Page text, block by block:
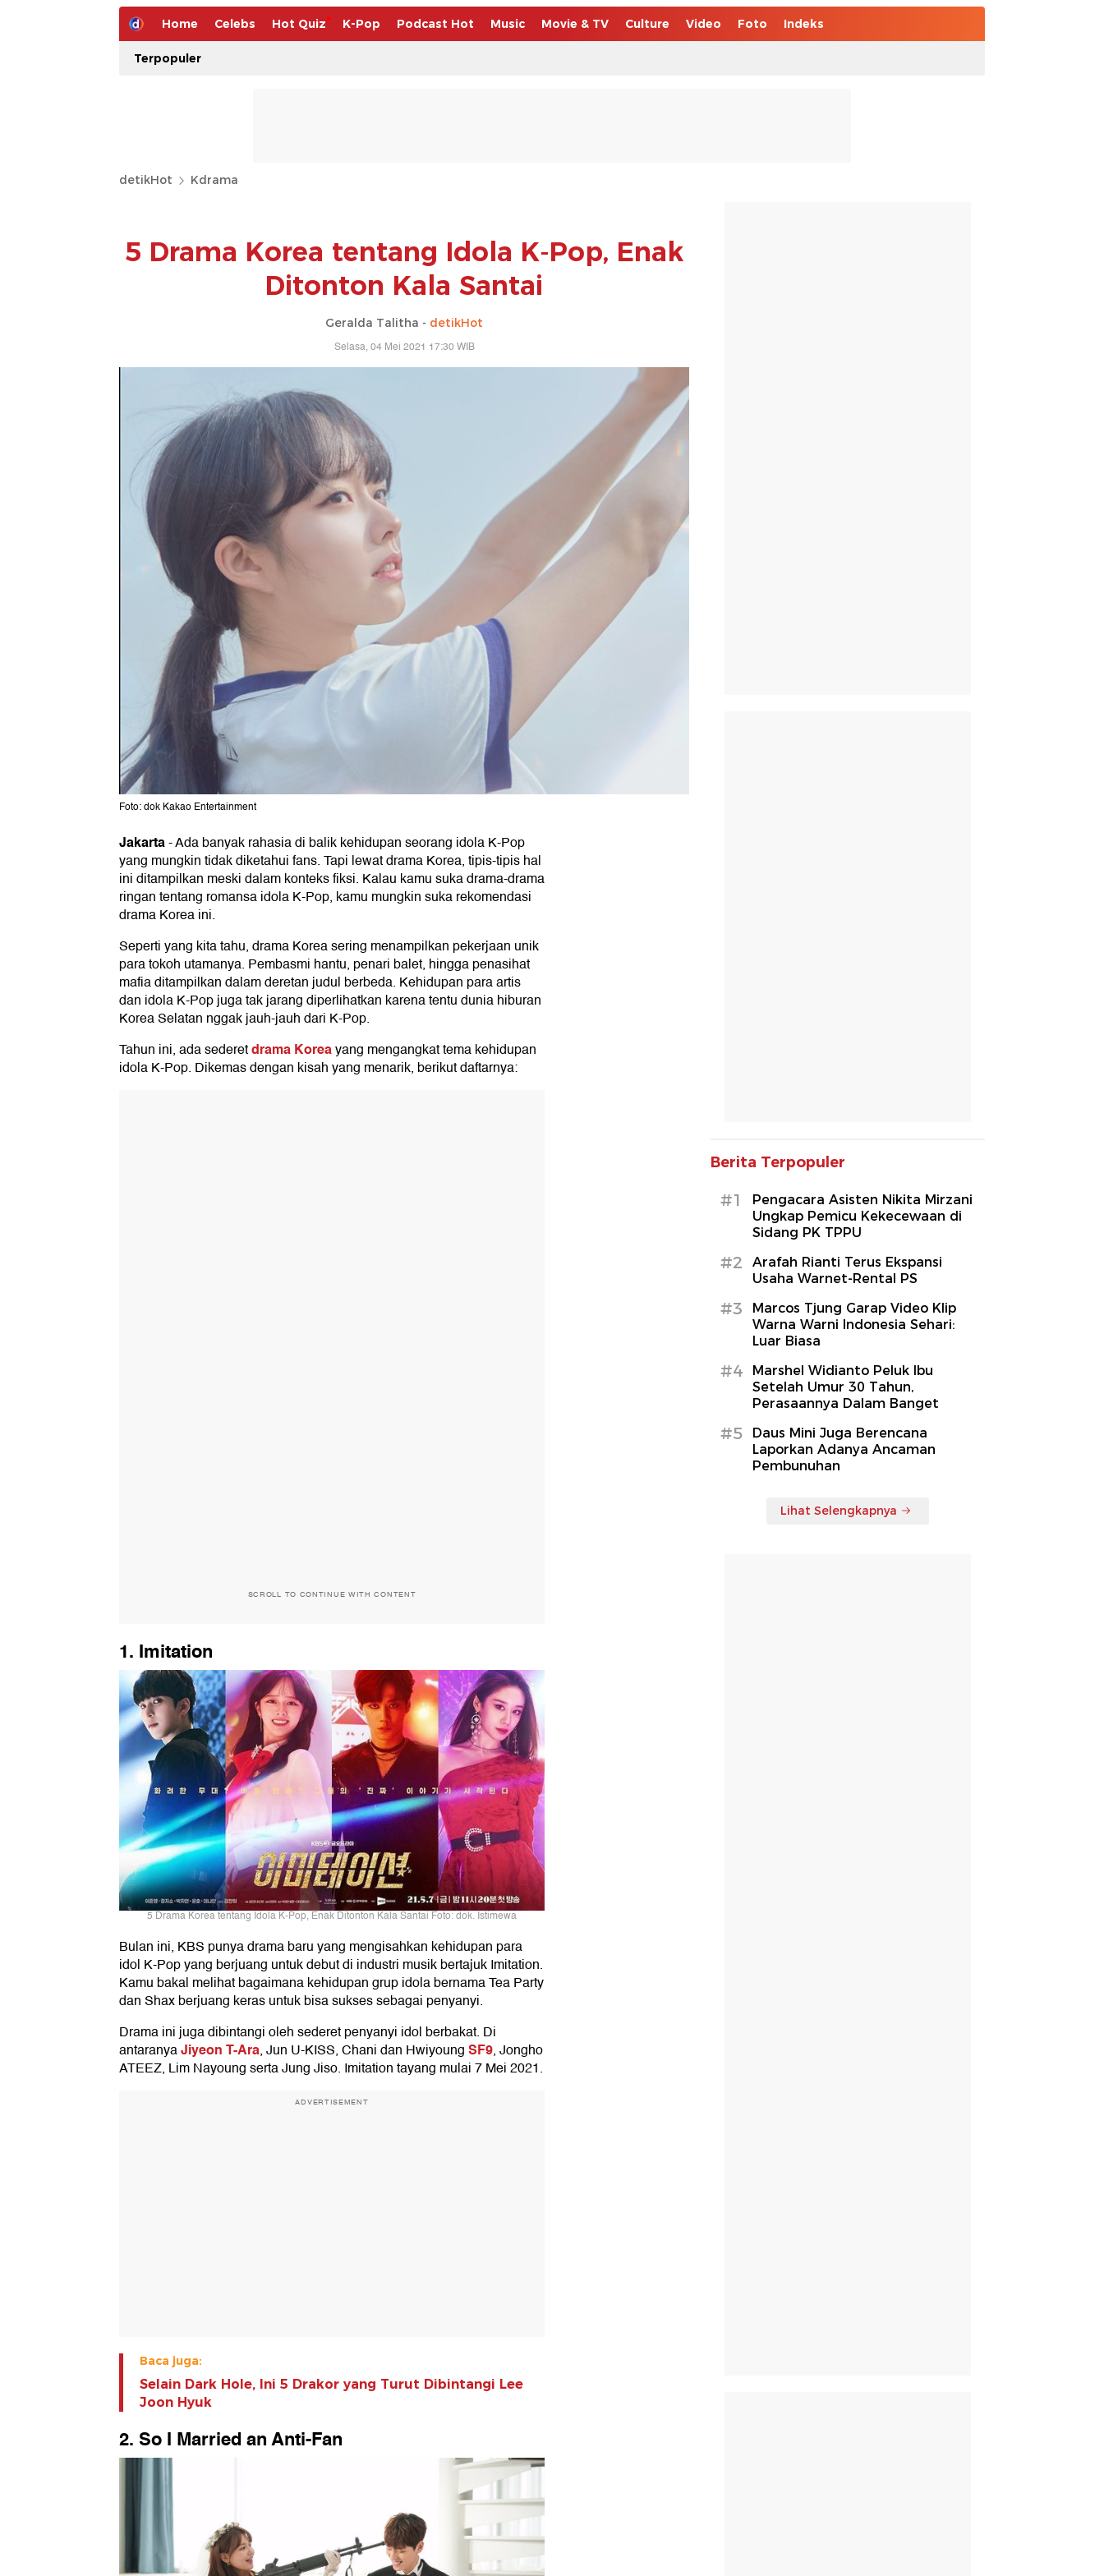
Home Celebs Hot Quiz K-Pop Podcast Hot Music Movie & TV Culture Video Foto Indeks
Terpopuler
detikHot Kdrama
5 Drama Korea tentang Idola K-Pop, Enak
Ditonton Kala Santai
Geralda Talitha - detikHot
Selasa, 04 Mei 2021 17:30 WIB
Foto: dok Kakao Entertainment
Jakarta-Ada banyak rahasia di balik kehidupan seorang idola K-Pop
yang mungkin tidak diketahui fans. Tapi lewat drama Korea, tipis-tipis hal
ini ditampilkan meski dalam konteks fiksi. Kalau kamu suka drama-drama
ringan tentang romansa idola K-Pop, kamu mungkin suka rekomendasi
drama Korea ini.
Seperti yang kita tahu, drama Korea sering menampilkan pekerjaan unik
para tokoh utamanya. Pembasmi hantu, penari balet, hingga penasihat
mafia ditampilkan dalam deretan judul berbeda. Kehidupan para artis
dan idola K-Pop juga tak jarang diperlihatkan karena tentu dunia hiburan
Korea Selatan nggak jauh-jauh dari K-Pop.
Tahun ini, ada sederetdrama Koreayang mengangkat tema kehidupan
idola K-Pop. Dikemas dengan kisah yang menarik, berikut daftarnya:
SCROLL TO CONTINUE WITH CONTENT
1. Imitation
5 Drama Korea tentang Idola K-Pop, Enak Ditonton Kala Santai Foto: dok. Istimewa
Bulan ini, KBS punya drama baru yang mengisahkan kehidupan para
idol K-Pop yang berjuang untuk debut di industri musik bertajuk Imitation.
Kamu bakal melihat bagaimana kehidupan grup idola bernama Tea Party
dan Shax berjuang keras untuk bisa sukses sebagai penyanyi.
Drama ini juga dibintangi oleh sederet penyanyi idol berbakat. Di
antaranyaJiyeon T-Ara, Jun U-KISS, Chani dan HwiyoungSF9, Jongho
ATEEZ, Lim Nayoung serta Jung Jiso. Imitation tayang mulai 7 Mei 2021.
ADVERTISEMENT
Baca juga:
Selain Dark Hole, Ini 5 Drakor yang Turut Dibintangi Lee
Joon Hyuk
2. So I Married an Anti-Fan
Berita Terpopuler
#1
Pengacara Asisten Nikita Mirzani
Ungkap Pemicu Kekecewaan di
Sidang PK TPPU
#2
Arafah Rianti Terus Ekspansi
Usaha Warnet-Rental PS
#3
Marcos Tjung Garap Video Klip
Warna Warni Indonesia Sehari:
Luar Biasa
#4
Marshel Widianto Peluk Ibu
Setelah Umur 30 Tahun,
Perasaannya Dalam Banget
#5
Daus Mini Juga Berencana
Laporkan Adanya Ancaman
Pembunuhan
Lihat Selengkapnya